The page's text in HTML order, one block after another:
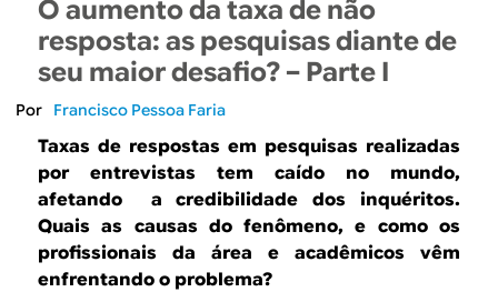
B
R
á
r
i
o
d
e
b
O aumento da taxa de não
resposta: as pesquisas diante de
seu maior desafio? – Parte I
Francisco Pessoa Faria
Taxas de respostas em pesquisas realizadas
por entrevistas tem caído no mundo,
afetando a credibilidade dos inquéritos.
Quais as causas do fenômeno, e como os
profissionais da área e acadêmicos vêm
enfrentando o problema?